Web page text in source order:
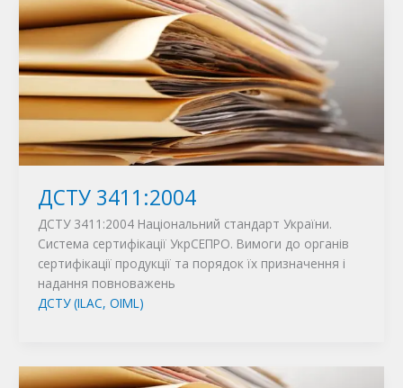
ДСТУ 3411:2004
ДСТУ 3411:2004 Національний стандарт України.
Система сертифікації УкрСЕПРО. Вимоги до органів
сертифікації продукції та порядок їх призначення і
надання повноважень
ДСТУ (ILAC, OIML)